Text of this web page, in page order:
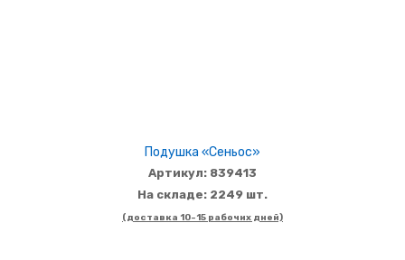
Подушка «Сеньос»
Артикул: 839413
На складе: 2249 шт.
(доставка 10-15 рабочих дней)